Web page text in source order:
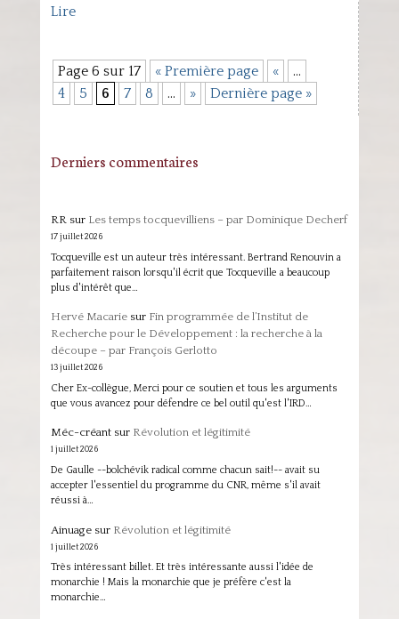
Lire
Page 6 sur 17 « Première page «
…
4
5 6 7 8 … » Dernière page »
Derniers commentaires
RRsur Les temps tocquevilliens – par Dominique Decherf
17 juillet 2026
Tocqueville est un auteur très intéressant. Bertrand Renouvin a
parfaitement raison lorsqu'il écrit que Tocqueville a beaucoup
plus d'intérêt que…
Hervé Macariesur Fin programmée de l’Institut de
Recherche pour le Développement : la recherche à la
découpe – par François Gerlotto
13 juillet 2026
Cher Ex-collègue, Merci pour ce soutien et tous les arguments
que vous avancez pour défendre ce bel outil qu'est l'IRD…
Méc-créantsur Révolution et légitimité
1 juillet 2026
De Gaulle --bolchévik radical comme chacun sait!-- avait su
accepter l'essentiel du programme du CNR, même s'il avait
réussi à…
Ainuagesur Révolution et légitimité
1 juillet 2026
Très intéressant billet. Et très intéressante aussi l'idée de
monarchie ! Mais la monarchie que je préfère c'est la
monarchie…